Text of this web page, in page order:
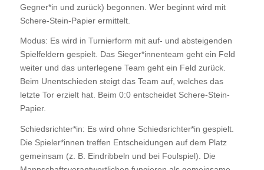
Gegner*in und zurück) begonnen. Wer beginnt wird mit
Schere-Stein-Papier ermittelt.
Modus: Es wird in Turnierform mit auf- und absteigenden
Spielfeldern gespielt. Das Sieger*innenteam geht ein Feld
weiter und das unterlegene Team geht ein Feld zurück.
Beim Unentschieden steigt das Team auf, welches das
letzte Tor erzielt hat. Beim 0:0 entscheidet Schere-Stein-
Papier.
Schiedsrichter*in: Es wird ohne Schiedsrichter*in gespielt.
Die Spieler*innen treffen Entscheidungen auf dem Platz
gemeinsam (z. B. Eindribbeln und bei Foulspiel). Die